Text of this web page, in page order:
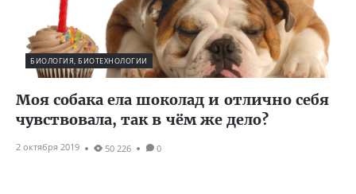
БИОЛОГИЯ, БИОТЕХНОЛОГИИ
Моя собака ела шоколад и отлично себя
чувствовала, так в чём же дело?
2 октября 2019 50 226 0